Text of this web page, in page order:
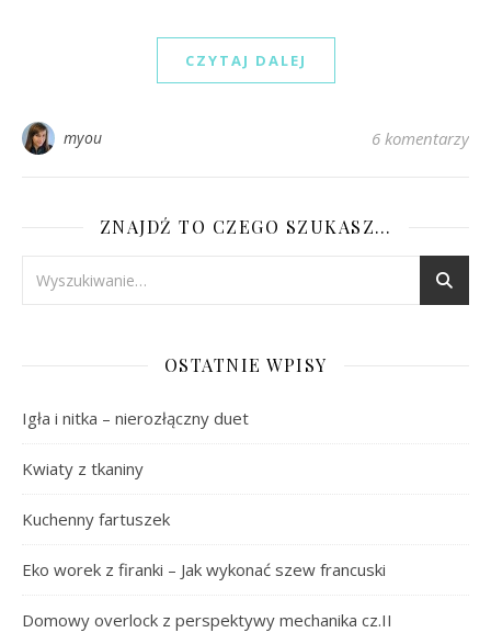
CZYTAJ DALEJ
myou 6 komentarzy
ZNAJDŹ TO CZEGO SZUKASZ…
OSTATNIE WPISY
Igła i nitka – nierozłączny duet
Kwiaty z tkaniny
Kuchenny fartuszek
Eko worek z firanki – Jak wykonać szew francuski
Domowy overlock z perspektywy mechanika cz.II